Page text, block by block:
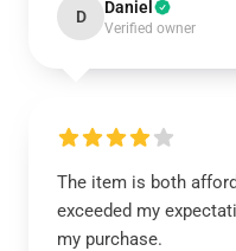
D Daniel
Verified owner
The item is both
exceeded my
my purchase.